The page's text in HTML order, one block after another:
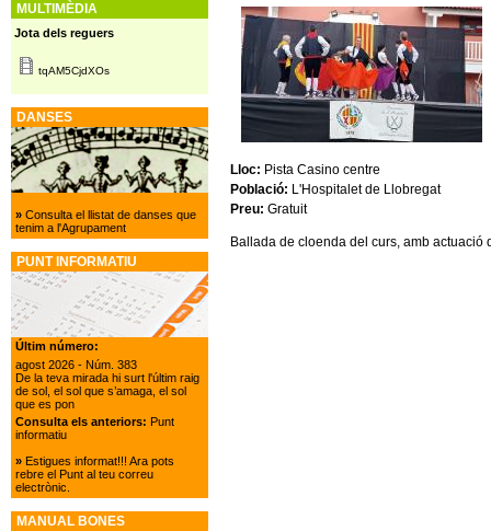
Lloc: Pista Casino centre
Població: L'Hospitalet de Llobregat
Preu: Gratuit
Ballada de cloenda del curs, amb actuació
MULTIMÈDIA
Jota dels reguers
tqAM5CjdXOs
DANSES
»Consulta el llistat de danses que
tenim a l'Agrupament
PUNT INFORMATIU
Últim número:
agost 2026 - Núm. 383
De la teva mirada hi surt l'últim raig
de sol, el sol que s’amaga, el sol
que es pon
Consulta els anteriors: Punt
informatiu
»Estigues informat!!! Ara pots
rebre el Punt al teu correu
electrònic.
MANUAL BONES